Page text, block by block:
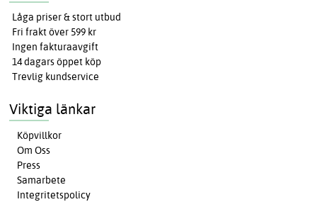
Låga priser & stort utbud
Fri frakt över 599 kr
Ingen fakturaavgift
14 dagars öppet köp
Trevlig kundservice
Viktiga länkar
Köpvillkor
Om Oss
Press
Samarbete
Integritetspolicy